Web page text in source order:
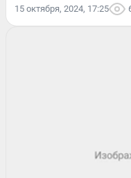
15 октября, 2024, 17:25